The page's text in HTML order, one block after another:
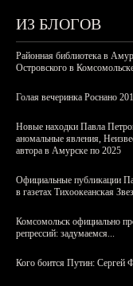
ИЗ БЛОГОВ
Районная библиотека в
Островского в
Голая вечеринка Роснано
Новые находки Павла
аномальные явления,
автора в Амурске по 2025
Официальные публикации
в газетах Тихоокеанская
Комсомольск официально
репрессий: задумаемся...
Кого боится Путин: Сергей